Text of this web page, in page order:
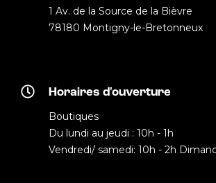
1 Av. de la Source de la Bièvre
78180 Montigny-le-Bretonneux
Horaires d'ouverture
Boutiques
Du lundi au jeudi : 10h - 1h
Vendredi/ samedi: 10h - 2h